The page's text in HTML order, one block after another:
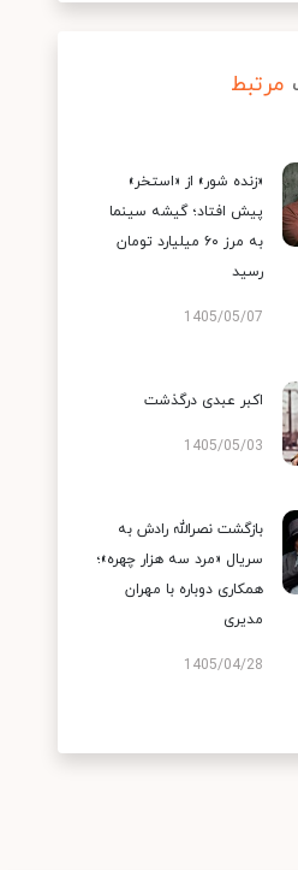
مرتبط
«زنده شور» از «استخر»
پیش افتاد؛ گیشه سینما
به مرز ۶۰ میلیارد تومان
رسید
1405/05/07
اکبر عبدی درگذشت
1405/05/03
بازگشت نصرالله رادش به
سریال «مرد سه هزار چهره»؛
همکاری دوباره با مهران
مدیری
1405/04/28